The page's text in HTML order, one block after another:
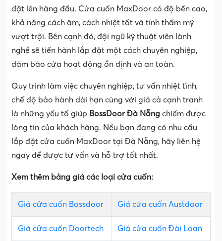
đặt lên hàng đầu. Cửa cuốn MaxDoor có độ bền cao,
khả năng cách âm, cách nhiệt tốt và tính thẩm mỹ
vượt trội. Bên cạnh đó, đội ngũ kỹ thuật viên lành
nghề sẽ tiến hành lắp đặt một cách chuyên nghiệp,
đảm bảo cửa hoạt động ổn định và an toàn.
Quy trình làm việc chuyên nghiệp, tư vấn nhiệt tình,
chế độ bảo hành dài hạn cùng với giá cả cạnh tranh
là những yếu tố giúp BossDoor Đà Nẵng chiếm được
lòng tin của khách hàng. Nếu bạn đang có nhu cầu
lắp đặt cửa cuốn MaxDoor tại Đà Nẵng, hãy liên hệ
ngay để được tư vấn và hỗ trợ tốt nhất.
Xem thêm bảng giá các loại cửa cuốn:
Giá cửa cuốn Bossdoor Giá cửa cuốn Austdoor
Giá cửa cuốn Doortech Giá cửa cuốn Đài Loan